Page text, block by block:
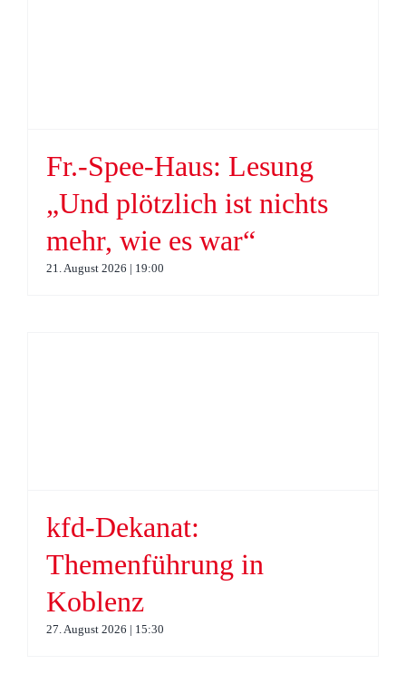
Fr.-Spee-Haus: Lesung
„Und plötzlich ist nichts
mehr, wie es war“
21. August 2026 | 19:00
kfd-Dekanat:
Themenführung in
Koblenz
27. August 2026 | 15:30